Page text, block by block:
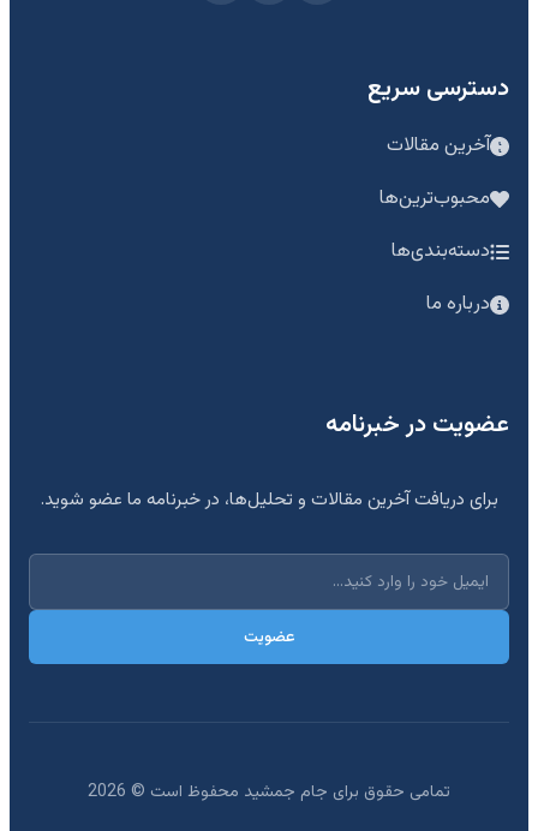
دسترسی سریع
آخرین مقالات
محبوب‌ترین‌ها
دسته‌بندی‌ها
درباره ما
عضویت در خبرنامه
برای دریافت آخرین مقالات و تحلیل‌ها، در خبرنامه ما عضو شوید.
عضویت
تمامی حقوق برای جام جمشید محفوظ است © 2026